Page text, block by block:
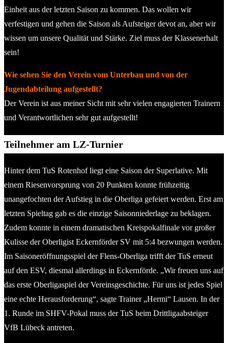
Einheit aus der letzten Saison zu kommen. Das wollen wir
verfestigen und gehen die Saison als Aufsteiger devot an, aber wir
wissen um unsere Qualität und Stärke. Ziel muss der Klassenerhalt
sein!
Wie sehen Sie den Verein vom Unterbau und von der
Jugendabteilung aufgestellt?
Der Verein ist aus meiner Sicht mit sehr vielen engagierten Trainern
und Verantwortlichen sehr gut aufgestellt!
Teilnehmer am LZ-Turnier
Hinter dem TuS Rotenhof liegt eine Saison der Superlative. Mit
einem Riesenvorsprung von 20 Punkten konnte frühzeitig
unangefochten der Aufstieg in die Oberliga gefeiert werden. Erst am
letzten Spieltag gab es die einzige Saisonniederlage zu beklagen.
Zudem konnte in einem dramatischen Kreispokalfinale vor großer
Kulisse der Oberligist Eckernförder SV mit 5:4 bezwungen werden.
Im Saisoneröffnungsspiel der Flens-Oberliga trifft der TuS erneut
auf den ESV, diesmal allerdings in Eckernförde. „Wir freuen uns auf
das erste Oberligaspiel der Vereinsgeschichte. Für uns ist jedes Spiel
eine echte Herausforderung“, sagte Trainer „Hermi“ Lausen. In der
1. Runde im SHFV-Pokal muss der TuS beim Drittligaabsteiger
VfB Lübeck antreten.